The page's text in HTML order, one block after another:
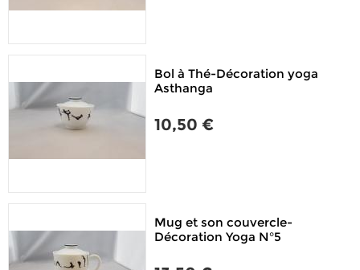
Bol à Thé-Décoration yoga
Asthanga
10,50 €
Mug et son couvercle-
Décoration Yoga N°5